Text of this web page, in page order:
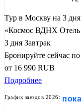
Тур в Москву на 3
«Космос ВДНХ Отель
3 дня Завтрак
Бронируйте сейчас
от 16 990 RUB
Подробнее
График заездов 2026: